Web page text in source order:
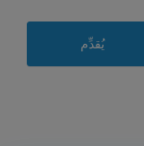
يُقدِّم